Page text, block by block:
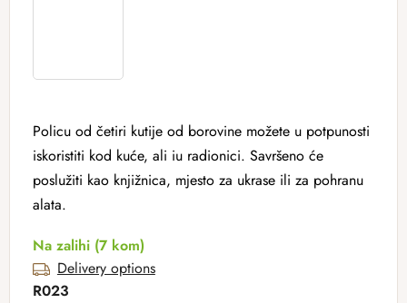
Policu od četiri kutije od borovine možete u potpunosti
iskoristiti kod kuće, ali iu radionici. Savršeno će
poslužiti kao knjižnica, mjesto za ukrase ili za pohranu
alata.
Na zalihi (7 kom)
Delivery options
R023